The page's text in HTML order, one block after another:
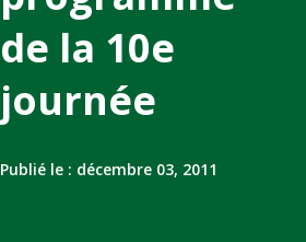
de la 10e
journée
Publié le : décembre 03, 2011